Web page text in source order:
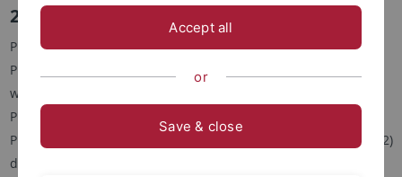
2014 – 13. Dezember 2021)
Promotionsstudierende, die ihr Promotionsstudium gemäß
Promotionsordnung vom 15. Juli 2014 begonnen haben und
weiterhin nach dieser Promotionsordnung ihr
Promotionsstudium fortsetzen bzw. die Eröffnung des
Promotionsverfahrens beantragen wollen, richten gemäß §24(2)
der neuen Promotionsordnung einen entsprechenden Antrag
Accept all
or
Save & close